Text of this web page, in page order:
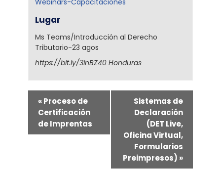
Webinars-Capacitaciones
Lugar
Ms Teams/Introducción al Derecho
Tributario-23 agos
https://bit.ly/3inBZ40 Honduras
«Proceso de
Certificación
de Imprentas
Sistemas de
Declaración
(DET Live,
Oficina Virtual,
Formularios
Preimpresos) »